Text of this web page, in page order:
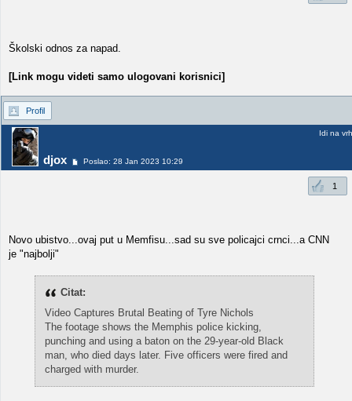
Školski odnos za napad.
[Link mogu videti samo ulogovani korisnici]
Profil
djox Poslao: 28 Jan 2023 10:29
Idi na vrh
1
Novo ubistvo...ovaj put u Memfisu...sad su sve policajci crnci...a CNN
je "najbolji"
Citat:
Video Captures Brutal Beating of Tyre Nichols
The footage shows the Memphis police kicking,
punching and using a baton on the 29-year-old Black
man, who died days later. Five officers were fired and
charged with murder.